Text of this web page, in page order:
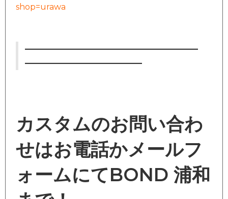
shop=urawa
—————————————————
———————————–
カスタムのお問い合わ
せはお電話かメールフ
ォームにてBOND 浦和